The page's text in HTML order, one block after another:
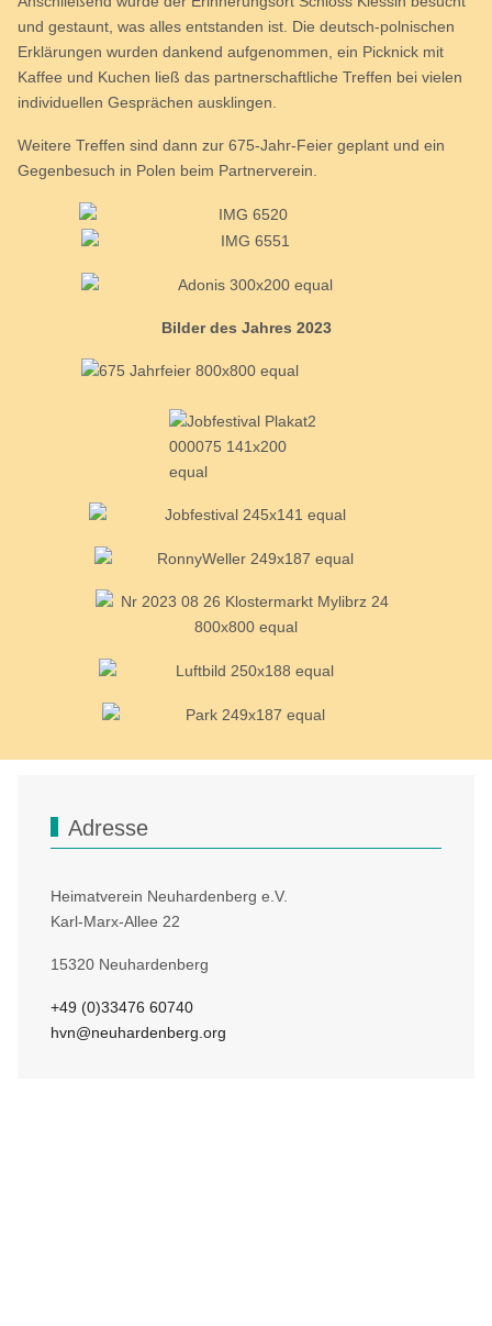
und gestaunt, was alles entstanden ist. Die deutsch-polnischen
Erklärungen wurden dankend aufgenommen, ein Picknick mit
Kaffee und Kuchen ließ das partnerschaftliche Treffen bei vielen
individuellen Gesprächen ausklingen.
Weitere Treffen sind dann zur 675-Jahr-Feier geplant und ein
Gegenbesuch in Polen beim Partnerverein.
Bilder des Jahres 2023
Adresse
Heimatverein Neuhardenberg e.V.
Karl-Marx-Allee 22
15320 Neuhardenberg
+49 (0)33476 60740
hvn@neuhardenberg.org